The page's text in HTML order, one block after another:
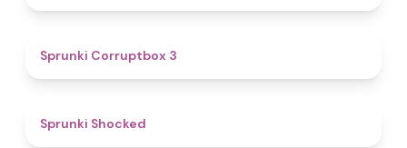
Sprunki Corruptbox 3
Sprunki Shocked